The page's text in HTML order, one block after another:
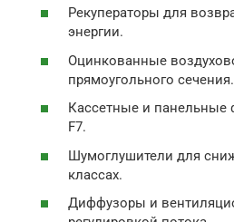
Рекуператоры для
энергии.
Оцинкованные
прямоугольного сечения.
Кассетные и панельные
F7.
Шумоглушители для
классах.
Диффузоры и